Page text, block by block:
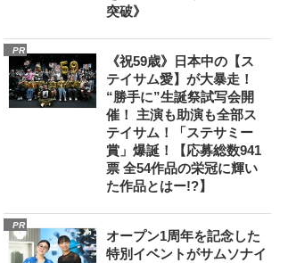
突破》
PR
《祝59歳》日本中の【ス
テイサム愛】が大暴走！
“勝手に”生誕祭試写会開
催！ 主演も助演も全部ス
テイサム！「ステサミー
賞」爆誕！【応募総数941
票 全54作品の栄冠に輝い
た作品とはー!?】
PR
オープン1周年を記念した
特別イベントがサムソナイ